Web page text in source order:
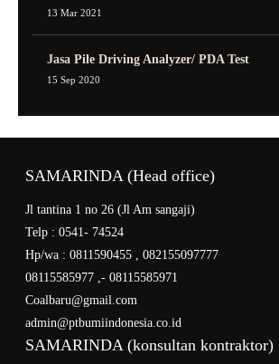
13 Mar 2021
Jasa Pile Driving Analyzer/ PDA Test
15 Sep 2020
SAMARINDA (Head office)
Jl tantina 1 no 26 (Jl Am sangaji)
Telp : 0541- 74524
Hp/wa : 0811590455 , 082155097777
08115585977 ,- 08115585971
Coalbaru@gmail.com
admin@ptbumiindonesia.co.id
SAMARINDA (konsultan kontraktor)